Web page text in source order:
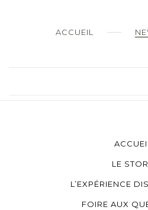
ACCUEIL
ACCUEIL
LE
L’EXPÉRIENCE
FOIRE AUX